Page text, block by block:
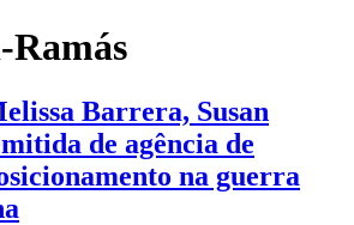
Ramás
Barrera, Susan
de agência de
na guerra